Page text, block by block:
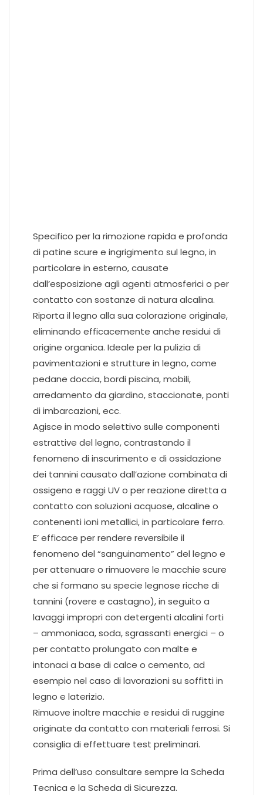
Specifico per la rimozione rapida e profonda
di patine scure e ingrigimento sul legno, in
particolare in esterno, causate
dall’esposizione agli agenti atmosferici o per
contatto con sostanze di natura alcalina.
Riporta il legno alla sua colorazione originale,
eliminando efficacemente anche residui di
origine organica. Ideale per la pulizia di
pavimentazioni e strutture in legno, come
pedane doccia, bordi piscina, mobili,
arredamento da giardino, staccionate, ponti
di imbarcazioni, ecc.
Agisce in modo selettivo sulle componenti
estrattive del legno, contrastando il
fenomeno di inscurimento e di ossidazione
dei tannini causato dall’azione combinata di
ossigeno e raggi UV o per reazione diretta a
contatto con soluzioni acquose, alcaline o
contenenti ioni metallici, in particolare ferro.
E’ efficace per rendere reversibile il
fenomeno del “sanguinamento” del legno e
per attenuare o rimuovere le macchie scure
che si formano su specie legnose ricche di
tannini (rovere e castagno), in seguito a
lavaggi impropri con detergenti alcalini forti
– ammoniaca, soda, sgrassanti energici – o
per contatto prolungato con malte e
intonaci a base di calce o cemento, ad
esempio nel caso di lavorazioni su soffitti in
legno e laterizio.
Rimuove inoltre macchie e residui di ruggine
originate da contatto con materiali ferrosi. Si
consiglia di effettuare test preliminari.
Prima dell’uso consultare sempre la Scheda
Tecnica e la Scheda di Sicurezza.